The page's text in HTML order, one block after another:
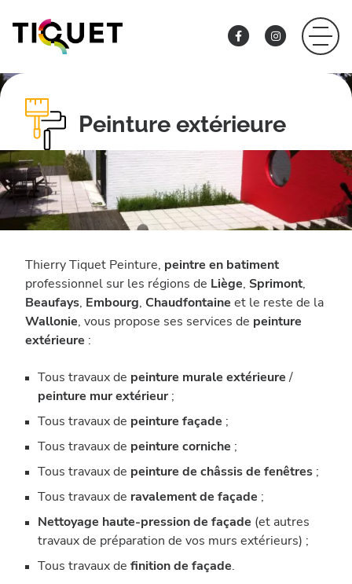
Contact
Peinture extérieure
Thierry Tiquet Peinture, peintre en batiment
professionnel sur les régions de Liège, Sprimont,
Beaufays, Embourg, Chaudfontaine et le reste de la
Wallonie, vous propose ses services de peinture
extérieure :
Tous travaux de peinture murale extérieure/
peinture murextérieur;
Tous travaux de peinture façade ;
Tous travaux de peinture corniche ;
Tous travaux de peinture de châssis de fenêtres ;
Tous travaux de ravalement de façade ;
Nettoyage haute-pression de façade (et autres
travaux de préparation de vos murs extérieurs) ;
Tous travaux de finition de façade.